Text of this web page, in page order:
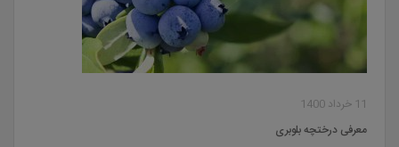
11 خرداد 1400
معرفی درختچه بلوبری